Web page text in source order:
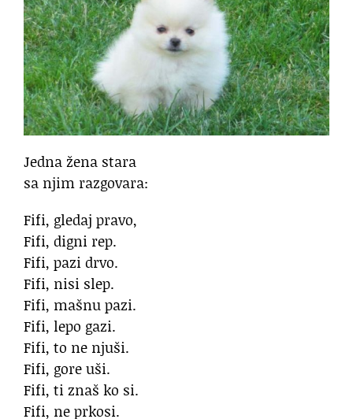
Jedna žena stara
sa njim razgovara:
Fifi, gledaj pravo,
Fifi, digni rep.
Fifi, pazi drvo.
Fifi, nisi slep.
Fifi, mašnu pazi.
Fifi, lepo gazi.
Fifi, to ne njuši.
Fifi, gore uši.
Fifi, ti znaš ko si.
Fifi, ne prkosi.